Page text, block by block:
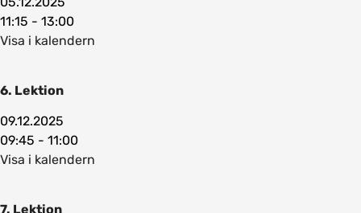
11:15 - 13:00
Visa i kalendern
6. Lektion
09.12.2025
09:45 - 11:00
Visa i kalendern
7. Lektion